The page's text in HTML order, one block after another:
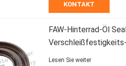
KONTAKT
FAW-Hinterrad-Öl
Lesen Sie weiter